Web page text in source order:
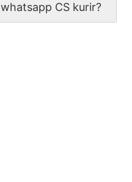
CS kurir?